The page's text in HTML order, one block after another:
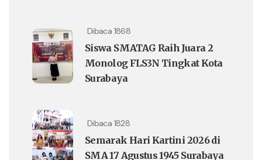
Dibaca 1868
Siswa SMATAG Raih Juara 2
Monolog FLS3N Tingkat Kota
Surabaya
Dibaca 1828
Semarak Hari Kartini 2026 di
SMA 17 Agustus 1945 Surabaya